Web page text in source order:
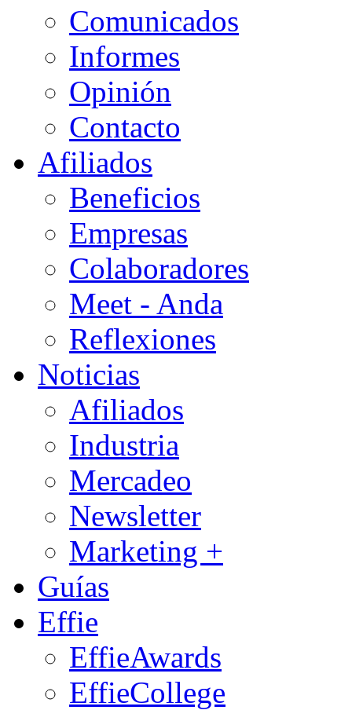
Comunicados
Informes
Opinión
Contacto
Afiliados
Beneficios
Empresas
Colaboradores
Meet - Anda
Reflexiones
Noticias
Afiliados
Industria
Mercadeo
Newsletter
Marketing +
Guías
Effie
EffieAwards
EffieCollege